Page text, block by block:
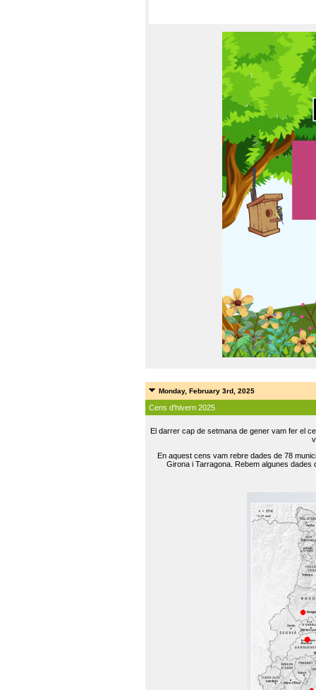
Monday, February 3rd, 2025
Cens d'hivern 2025
El darrer cap de setmana de gener vam fer el
En aquest cens vam rebre dades de 78
Girona i Tarragona. Rebem algunes